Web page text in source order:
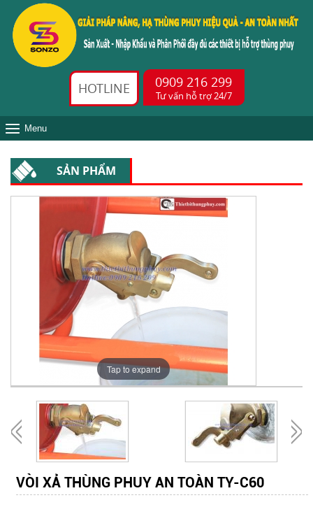
HOTLINE 0909 216 299
Tư vấn hỗ trợ 24/7
Menu
SẢN PHẨM
Tap to expand
VÒI XẢ THÙNG PHUY AN TOÀN TY-C60